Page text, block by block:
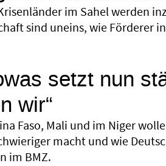
im Sahel werden
sind uneins, wie Förderer
setzt nun
wir“
Faso, Mali und im Niger
macht und wie
im BMZ.